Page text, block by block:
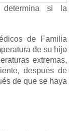
si la
de Familia
de su hijo
extremas,
después de
de que se haya